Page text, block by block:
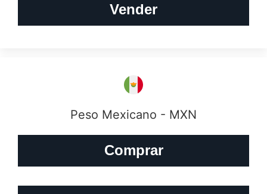
Vender
Peso Mexicano - MXN
Comprar